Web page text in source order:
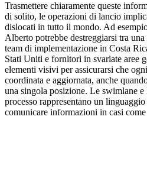
Trasmettere chiaramente queste
di solito, le operazioni di lancio
dislocati in tutto il mondo. Ad
Alberto potrebbe destreggiarsi tra
team di implementazione in Costa
Stati Uniti e fornitori in svariate aree
elementi visivi per assicurarsi che
coordinata e aggiornata, anche
una singola posizione. Le swimlane
processo rappresentano un
comunicare informazioni in casi come